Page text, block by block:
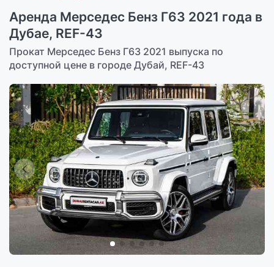
Аренда Мерседес Бенз Г63 2021 года в
Дубае, REF-43
Прокат Мерседес Бенз Г63 2021 выпуска по
доступной цене в городе Дубай, REF-43